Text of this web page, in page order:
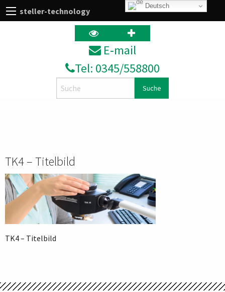
steller-technology
E‑mail
Tel: 0345/558800
TK4 – Titelbild
TK4 – Titelbild
Deutsch